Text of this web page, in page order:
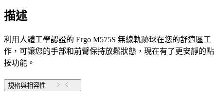
描述
利用人體工學認證的 Ergo M575S 無線軌跡球在您的舒適區工
作，可讓您的手部和前臂保持放鬆狀態，現在有了更安靜的點
按功能。
規格與相容性